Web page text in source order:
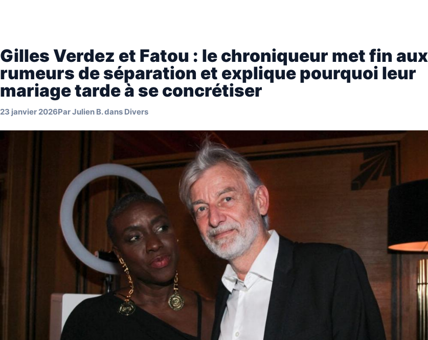
Gilles Verdez et Fatou : le chroniqueur met fin aux
rumeurs de séparation et explique pourquoi leur
mariage tarde à se concrétiser
23 janvier 2026ParJulien B.dans Divers